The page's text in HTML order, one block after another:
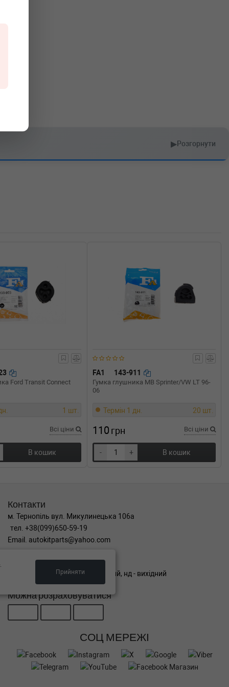
▶Розгорнути
Ford Transit Connect
1 шт.
Всі ціни
В кошик
FA1 143-911
Гумка глушника MB Sprinter/VW LT 96-
06
Термін 1 дн. 20 шт.
110 грн Всі ціни
- + В кошик
Контакти
м. Тернопіль вул. Микулинецька 106а
тел. +38(099)650-59-19
Email. autokitparts@yahoo.com
Графік роботи
пн-пт з 9:00 до 17:00, сб - вихідний, нд - вихідний
Можна розраховуватися
СОЦ МЕРЕЖІ
Прийняти